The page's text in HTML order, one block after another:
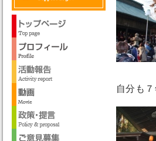
自分も